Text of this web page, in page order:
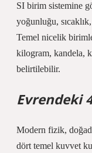
SI birim sistemine
yoğunluğu,
Temel nicelik
kilogram, kandela,
belirtilebilir.
Evrendeki
Modern fizik,
dört temel kuvvet